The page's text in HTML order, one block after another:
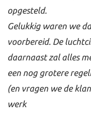
opgesteld.
Gelukkig waren we
voorbereid. De
daarnaast zal alles
een nog grotere
(en vragen we de
werk